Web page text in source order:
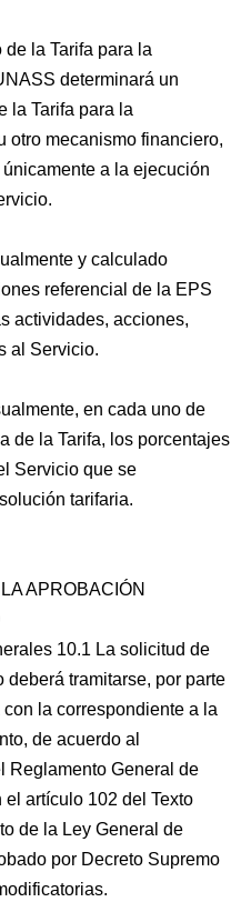
la Tarifa para la
determinará un
la Tarifa para la
otro mecanismo financiero,
a la ejecución
y calculado
referencial de la EPS
actividades, acciones,
al Servicio.
en cada uno de
de la Tarifa, los porcentajes
Servicio que se
tarifaria.
APROBACIÓN
10.1 La solicitud de
tramitarse, por parte
la correspondiente a la
de acuerdo al
Reglamento General de
artículo 102 del Texto
de la Ley General de
por Decreto Supremo